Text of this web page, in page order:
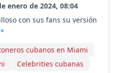
enero de 2024, 08:04
con sus fans su versión
cubanos en Miami
Celebrities cubanas